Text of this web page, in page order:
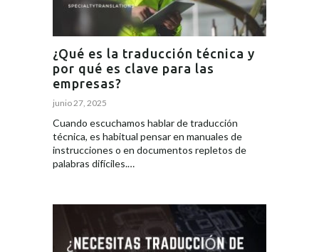
¿Qué es la traducción técnica y
por qué es clave para las
empresas?
junio 27, 2025
Cuando escuchamos hablar de traducción
técnica, es habitual pensar en manuales de
instrucciones o en documentos repletos de
palabras difíciles.…